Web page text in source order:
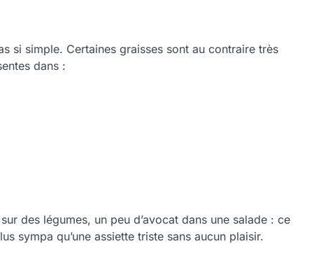
si simple. Certaines graisses sont au contraire très
dans :
des légumes, un peu d’avocat dans une salade : ce
sympa qu’une assiette triste sans aucun plaisir.